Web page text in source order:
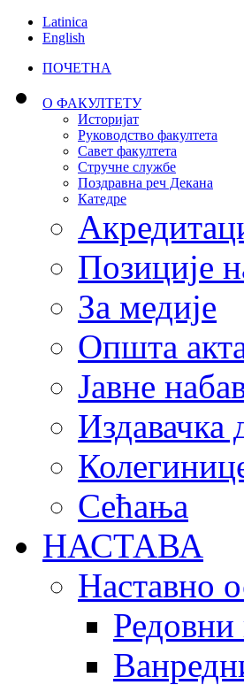
Latinica
English
ПОЧЕТНА
О ФАКУЛТЕТУ
Историјат
Руководство факултета
Савет факултета
Стручне службе
Поздравна реч Декана
Катедре
Позиције
За медије
Општа
Јавне
Издавачка
Сећања
НАСТАВА
Наставно